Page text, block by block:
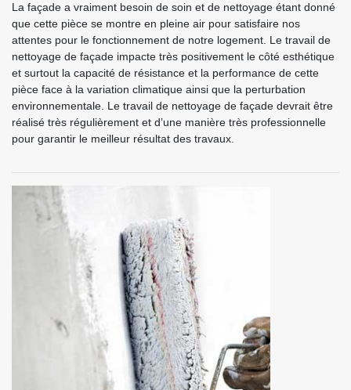
La façade a vraiment besoin de soin et de nettoyage étant donné
que cette pièce se montre en pleine air pour satisfaire nos
attentes pour le fonctionnement de notre logement. Le travail de
nettoyage de façade impacte très positivement le côté esthétique
et surtout la capacité de résistance et la performance de cette
pièce face à la variation climatique ainsi que la perturbation
environnementale. Le travail de nettoyage de façade devrait être
réalisé très régulièrement et d’une manière très professionnelle
pour garantir le meilleur résultat des travaux.